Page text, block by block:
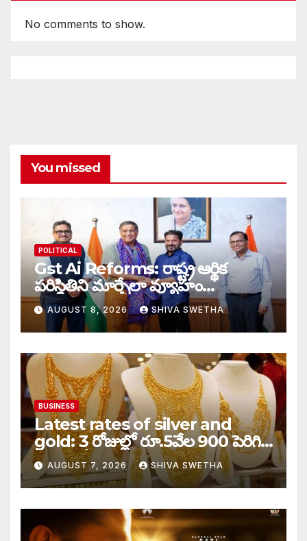
No comments to show.
You missed
POLITICAL
Gst Ai Reforms: రాష్ట్ర ఆర్థిక
పరిస్థితిని మార్చేలా వ్యూహం…
AUGUST 8, 2026 SHIVA SWETHA
BUSINESS
Latest rates of silver and
gold: 3 రోజుల్లో రూ.5వేల 900 పెరిగిన
తులం గోల్డ్…
AUGUST 7, 2026 SHIVA SWETHA